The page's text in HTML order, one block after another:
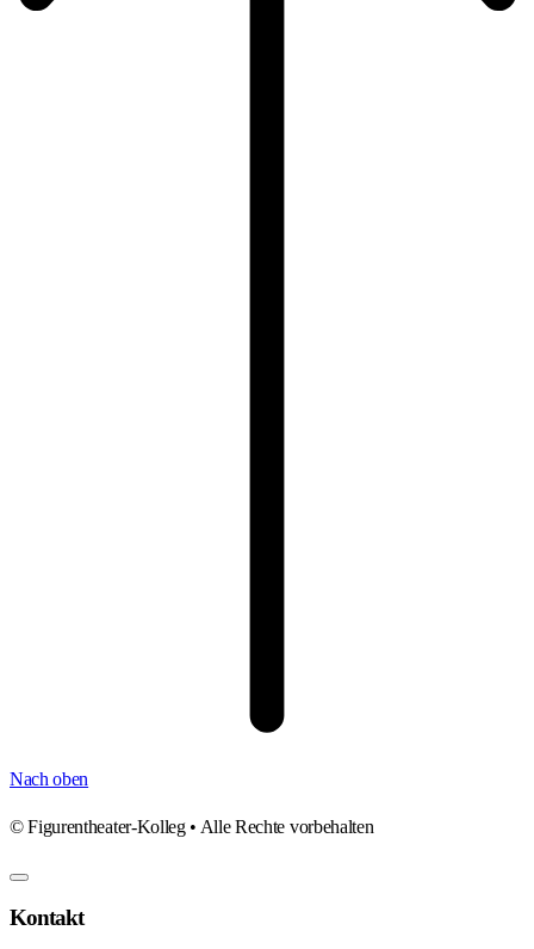
Nach oben
©Figurentheater-Kolleg • Alle Rechte vorbehalten
Kontakt